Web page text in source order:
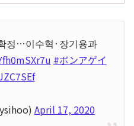
정…이수혁·장기용과
#ボンアゲイ
April 17, 2020